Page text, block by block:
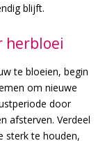
blijft.
herbloei
te bloeien, begin
om nieuwe
door
afsterven. Verdeel
sterk te houden,